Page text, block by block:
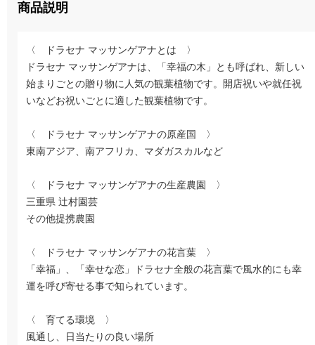
商品説明
〈 ドラセナ マッサンゲアナとは 〉
ドラセナ マッサンゲアナは、「幸福の木」とも呼ばれ、新しい
始まりごとの贈り物に人気の観葉植物です。開店祝いや就任祝
いなどお祝いごとに適した観葉植物です。
〈 ドラセナ マッサンゲアナの原産国 〉
東南アジア、南アフリカ、マダガスカルなど
〈 ドラセナ マッサンゲアナの生産農園 〉
三重県 辻村園芸
その他提携農園
〈 ドラセナ マッサンゲアナの花言葉 〉
「幸福」、「幸せな恋」ドラセナ全般の花言葉で風水的にも幸
運を呼び寄せる事で知られています。
〈 育てる環境 〉
風通し、日当たりの良い場所